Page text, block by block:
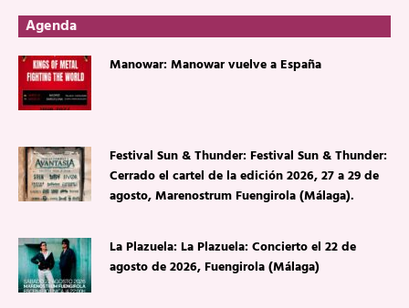
Agenda
Manowar: Manowar vuelve a España
Festival Sun & Thunder: Festival Sun & Thunder:
Cerrado el cartel de la edición 2026, 27 a 29 de
agosto, Marenostrum Fuengirola (Málaga).
La Plazuela: La Plazuela: Concierto el 22 de
agosto de 2026, Fuengirola (Málaga)